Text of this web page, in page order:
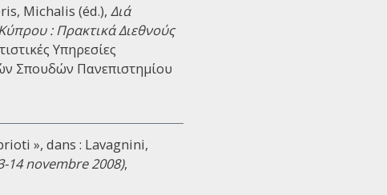
Michalis (éd.), Διά
: Πρακτικά Διεθνούς
Υπηρεσίες
Σπουδών Πανεπιστημίου
», dans : Lavagnini,
14 novembre 2008),